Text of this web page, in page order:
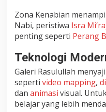
T
e
k
o
l
o
g
i
M
Zona Kenabian
Nabi, peristiwa Isra
penting seperti Perang
Teknologi
Galeri Rasulullah
seperti video mapping,
dan animasi visual.
belajar yang lebih